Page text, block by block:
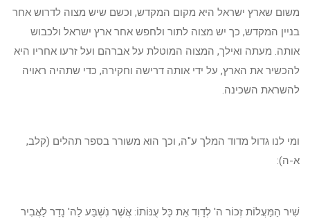
משום שארץ ישראל היא מקום המקדש, וכשם שיש מצוה לדרוש אחר
בניין המקדש, כך יש מצוה לתור ולחפש אחר ארץ ישראל ולכבוש
אותה. מעתה ואילך, המצוה המוטלת על אברהם ועל זרעו אחריו היא
להכשיר את הארץ, על ידי אותה דרישה וחקירה, כדי שתהיה ראויה
להשראת השכינה.
ומי לנו גדול מדוד המלך ע"ה, וכך הוא משורר בספר תהלים (קלב,
א-ה):
שִׁיר הַמַּעֲלוֹת זְכוֹר ה' לְדָוִד אֵת כָּל עֻנּוֹתוֹ: אֲשֶׁר נִשְׁבַּע לַה' נָדַר לַאֲבִיר